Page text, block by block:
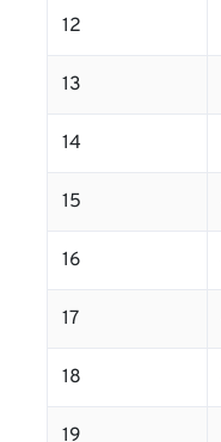
12
13
14
15
16
17
18
19